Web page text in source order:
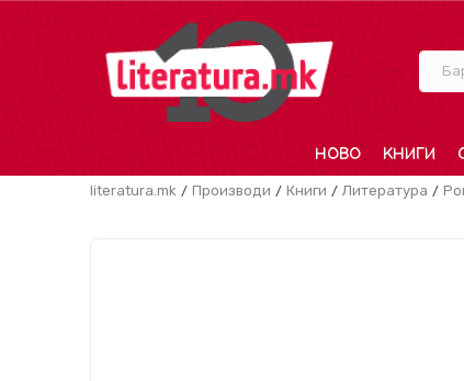
НОВО КНИГИ
literatura.mk Производи Книги Литература